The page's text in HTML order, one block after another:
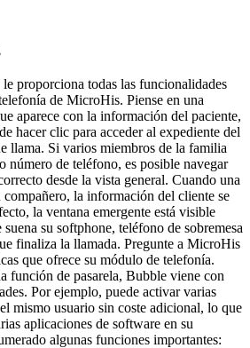
proporciona todas las funcionalidades
de MicroHis. Piense en una
aparece con la información del paciente,
hacer clic para acceder al expediente del
llama. Si varios miembros de la familia
número de teléfono, es posible navegar
desde la vista general. Cuando una
compañero, la información del cliente se
la ventana emergente está visible
su softphone, teléfono de sobremesa
finaliza la llamada. Pregunte a MicroHis
que ofrece su módulo de telefonía.
función de pasarela, Bubble viene con
Por ejemplo, puede activar varias
mismo usuario sin coste adicional, lo que
aplicaciones de software en su
algunas funciones importantes: